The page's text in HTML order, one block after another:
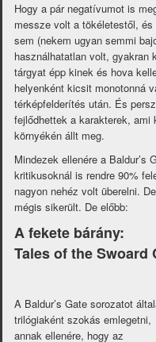
Hogy a pár negatívumot is
messze volt a tökéletestől,
sem (nekem ugyan semmi
használhatatlan volt, gyakran
tárgyat épp kinek és hova
helyenként kicsit monotonná
térképfelderítés után. És
fejlődhettek a karakterek,
környékén állt meg.
Mindezek ellenére a
kritikusoknál is rendre 90%
nagyon nehéz volt überelni.
mégis sikerült. De előbb:
A fekete bárány:
Tales of the Swoard
A Baldur’s Gate sorozatot
trilógiaként szokás emlegetni,
annak ellenére, hogy az